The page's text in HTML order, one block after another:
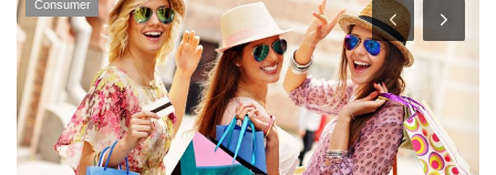
Consumer